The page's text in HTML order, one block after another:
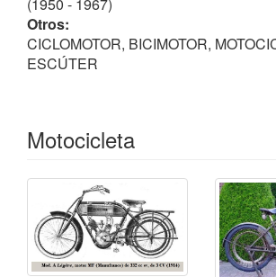
Otros:
CICLOMOTOR, BICIMOTOR,
ESCÚTER
Motocicleta